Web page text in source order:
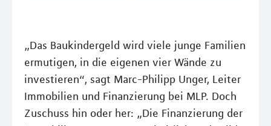
„Das Baukindergeld wird viele junge Familien
ermutigen, in die eigenen vier Wände zu
investieren“, sagt Marc-Philipp Unger, Leiter
Immobilien und Finanzierung bei MLP. Doch
Zuschuss hin oder her: „Die Finanzierung der